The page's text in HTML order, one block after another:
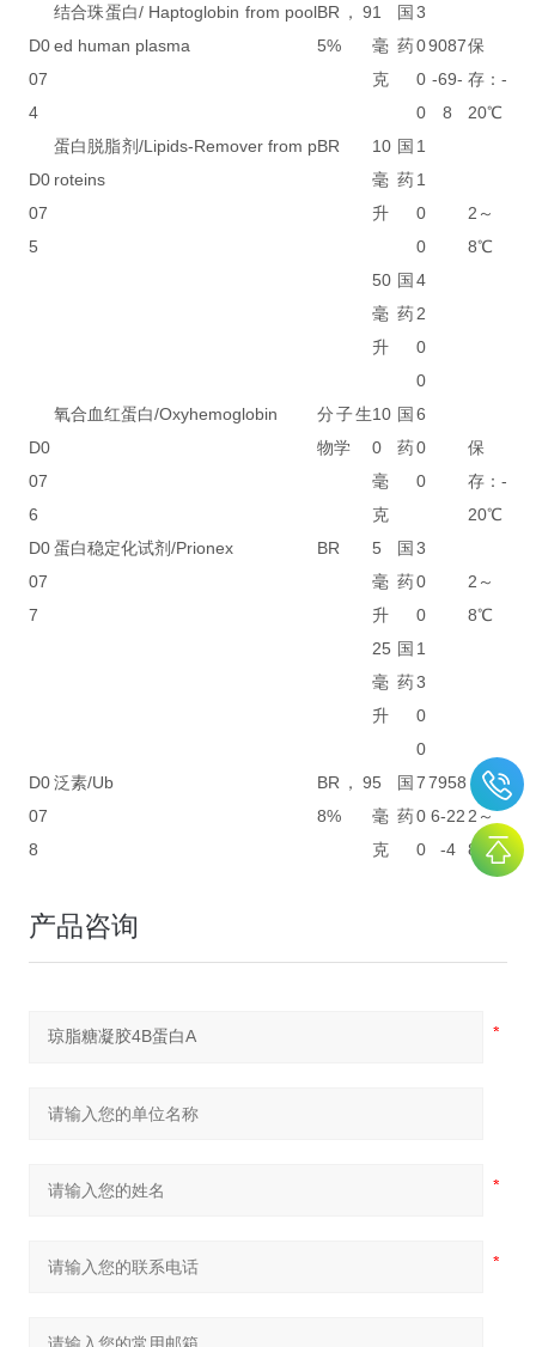
D0
07
4
结合珠蛋白/ Haptoglobin from pool
ed human plasma
BR，9
5%
1
毫
克
国
药
3
0
0
0
9087
-69-
8
保
存：-
20℃
D0
07
5
蛋白脱脂剂/Lipids-Remover from p
roteins
BR
10
毫
升
国
药
1
1
0
0
2～
8℃
50
毫
升
国
药
4
2
0
0
D0
07
6
氧合血红蛋白/Oxyhemoglobin
分子生
物学
10
0
毫
克
国
药
6
0
0
保
存：-
20℃
D0
07
7
蛋白稳定化试剂/Prionex BR
5
毫
升
国
药
3
0
0
2～
8℃
25
毫
升
国
药
1
3
0
0
D0
07
8
泛素/Ub
BR，9
8%
5
毫
克
国
药
7
0
0
7958
6-22
-4
2～
8℃
产品咨询